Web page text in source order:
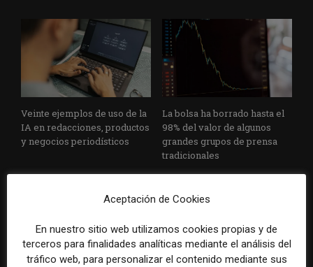
Veinte ejemplos de uso de la
IA en redacciones, productos
y negocios periodísticos
La bolsa ha borrado hasta el
98% del valor de algunos
grandes grupos de prensa
tradicionales
Aceptación de Cookies
En nuestro sitio web utilizamos cookies propias y de
terceros para finalidades analíticas mediante el análisis del
tráfico web, para personalizar el contenido mediante sus